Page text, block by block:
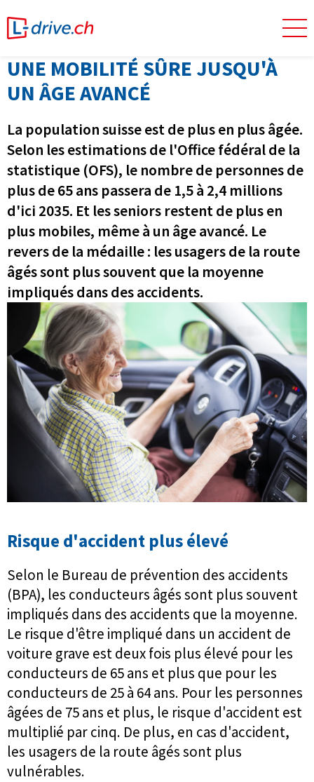
UNE MOBILITÉ SÛRE JUSQU'À
UN ÂGE AVANCÉ
La population suisse est de plus en plus âgée.
Selon les estimations de l'Office fédéral de la
statistique (OFS), le nombre de personnes de
plus de 65 ans passera de 1,5 à 2,4 millions
d'ici 2035. Et les seniors restent de plus en
plus mobiles, même à un âge avancé. Le
revers de la médaille : les usagers de la route
âgés sont plus souvent que la moyenne
impliqués dans des accidents.
Risque d'accident plus élevé
Selon le Bureau de prévention des accidents
(BPA), les conducteurs âgés sont plus souvent
impliqués dans des accidents que la moyenne.
Le risque d'être impliqué dans un accident de
voiture grave est deux fois plus élevé pour les
conducteurs de 65 ans et plus que pour les
conducteurs de 25 à 64 ans. Pour les personnes
âgées de 75 ans et plus, le risque d'accident est
multiplié par cinq. De plus, en cas d'accident,
les usagers de la route âgés sont plus
vulnérables.